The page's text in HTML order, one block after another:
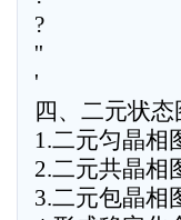
?
''
'
四、二元状
1.二元匀晶相
2.二元共晶相
3.二元包晶相